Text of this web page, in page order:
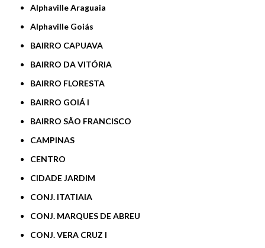
Alphaville Araguaia
Alphaville Goiás
BAIRRO CAPUAVA
BAIRRO DA VITÓRIA
BAIRRO FLORESTA
BAIRRO GOIÁ I
BAIRRO SÃO FRANCISCO
CAMPINAS
CENTRO
CIDADE JARDIM
CONJ. ITATIAIA
CONJ. MARQUES DE ABREU
CONJ. VERA CRUZ I